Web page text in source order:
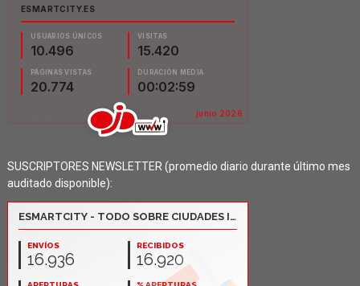
SUSCRIPTORES NEWSLETTER (promedio diario durante último mes
auditado disponible):